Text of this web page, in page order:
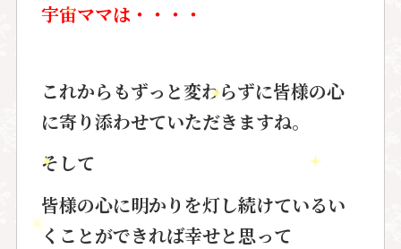
宇宙ママは・・・・
これからもずっと変わらずに皆様の心
に寄り添わせていただきますね。
そして
皆様の心に明かりを灯し続けているい
くことができれば幸せと思って